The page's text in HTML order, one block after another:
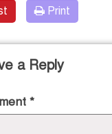
Print
a Reply
*